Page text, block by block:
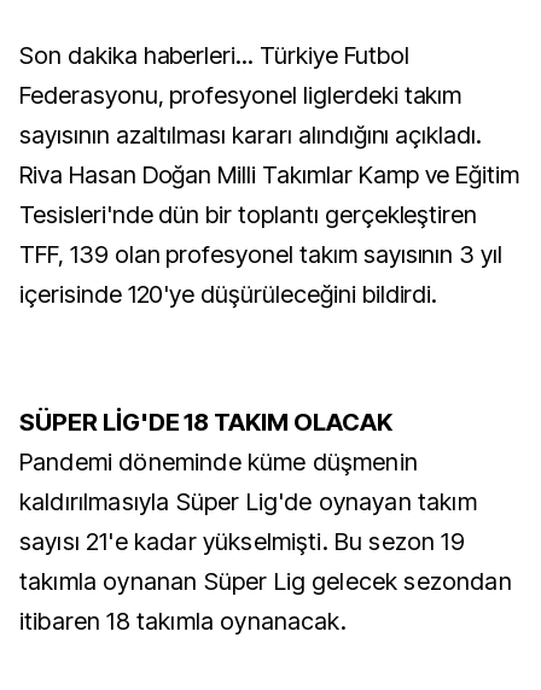
Son dakika haberleri... Türkiye Futbol
Federasyonu, profesyonel liglerdeki takım
sayısının azaltılması kararı alındığını açıkladı.
Riva Hasan Doğan Milli Takımlar Kamp ve Eğitim
Tesisleri'nde dün bir toplantı gerçekleştiren
TFF, 139 olan profesyonel takım sayısının 3 yıl
içerisinde 120'ye düşürüleceğini bildirdi.
SÜPER LİG'DE 18 TAKIM OLACAK
Pandemi döneminde küme düşmenin
kaldırılmasıyla Süper Lig'de oynayan takım
sayısı 21'e kadar yükselmişti. Bu sezon 19
takımla oynanan Süper Lig gelecek sezondan
itibaren 18 takımla oynanacak.